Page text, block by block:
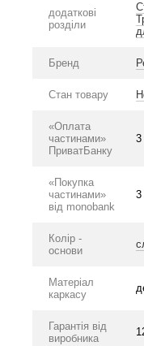
додаткові
розділи
Бренд
Стан товару
«Оплата
частинами»
ПриватБанку
3
«Покупка
частинами»
від monobank
3
Колір -
основи
Матеріал
каркасу
Гарантія від
виробника